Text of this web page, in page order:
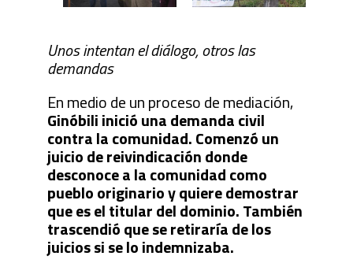
Unos intentan el diálogo, otros las
demandas
En medio de un proceso de mediación,
Ginóbili inició una demanda civil
contra la comunidad. Comenzó un
juicio de reivindicación donde
desconoce a la comunidad como
pueblo originario y quiere demostrar
que es el titular del dominio. También
trascendió que se retiraría de los
juicios si se lo indemnizaba.